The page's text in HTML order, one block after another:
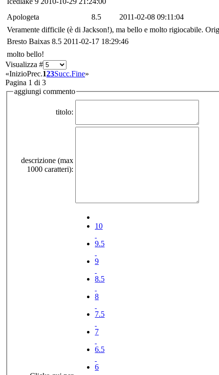
Apologeta
8.5
2011-02-08 09:11:04
Veramente difficile (è di Jackson!), ma bello e molto rigiocabile.
Bresto Baixas 8.5 2011-02-17 18:29:46
molto bello!
Visualizza #
«InizioPrec.123Succ.Fine»
Pagina 1 di 3
aggiungi commento
titolo:
descrizione (max
1000 caratteri):
10
9.5
9
8.5
8
7.5
7
6.5
6